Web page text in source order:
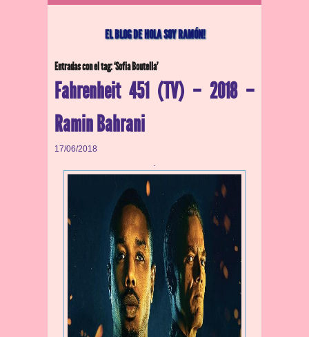
EL BLOG DE HOLA SOY RAMÓN!
Entradas con el tag: ‘Sofia Boutella’
Fahrenheit 451 (TV) – 2018 –
Ramin Bahrani
17/06/2018